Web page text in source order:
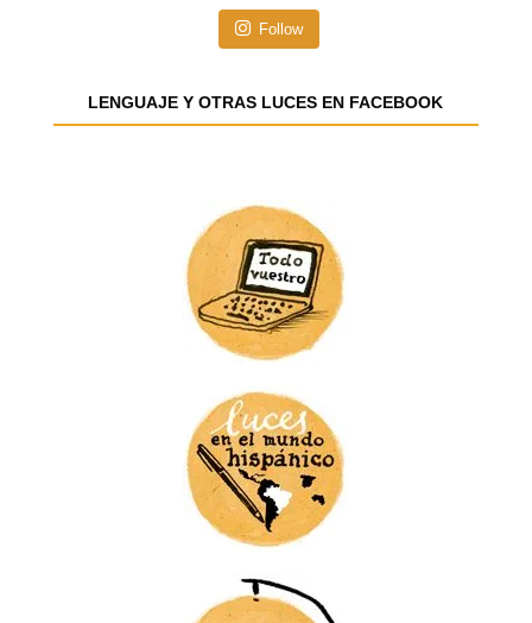
m
Follow
LENGUAJE Y OTRAS LUCES EN FACEBOOK